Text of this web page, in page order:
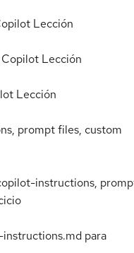
Lección
Lección
Lección
prompt files, custom
instructions,
para